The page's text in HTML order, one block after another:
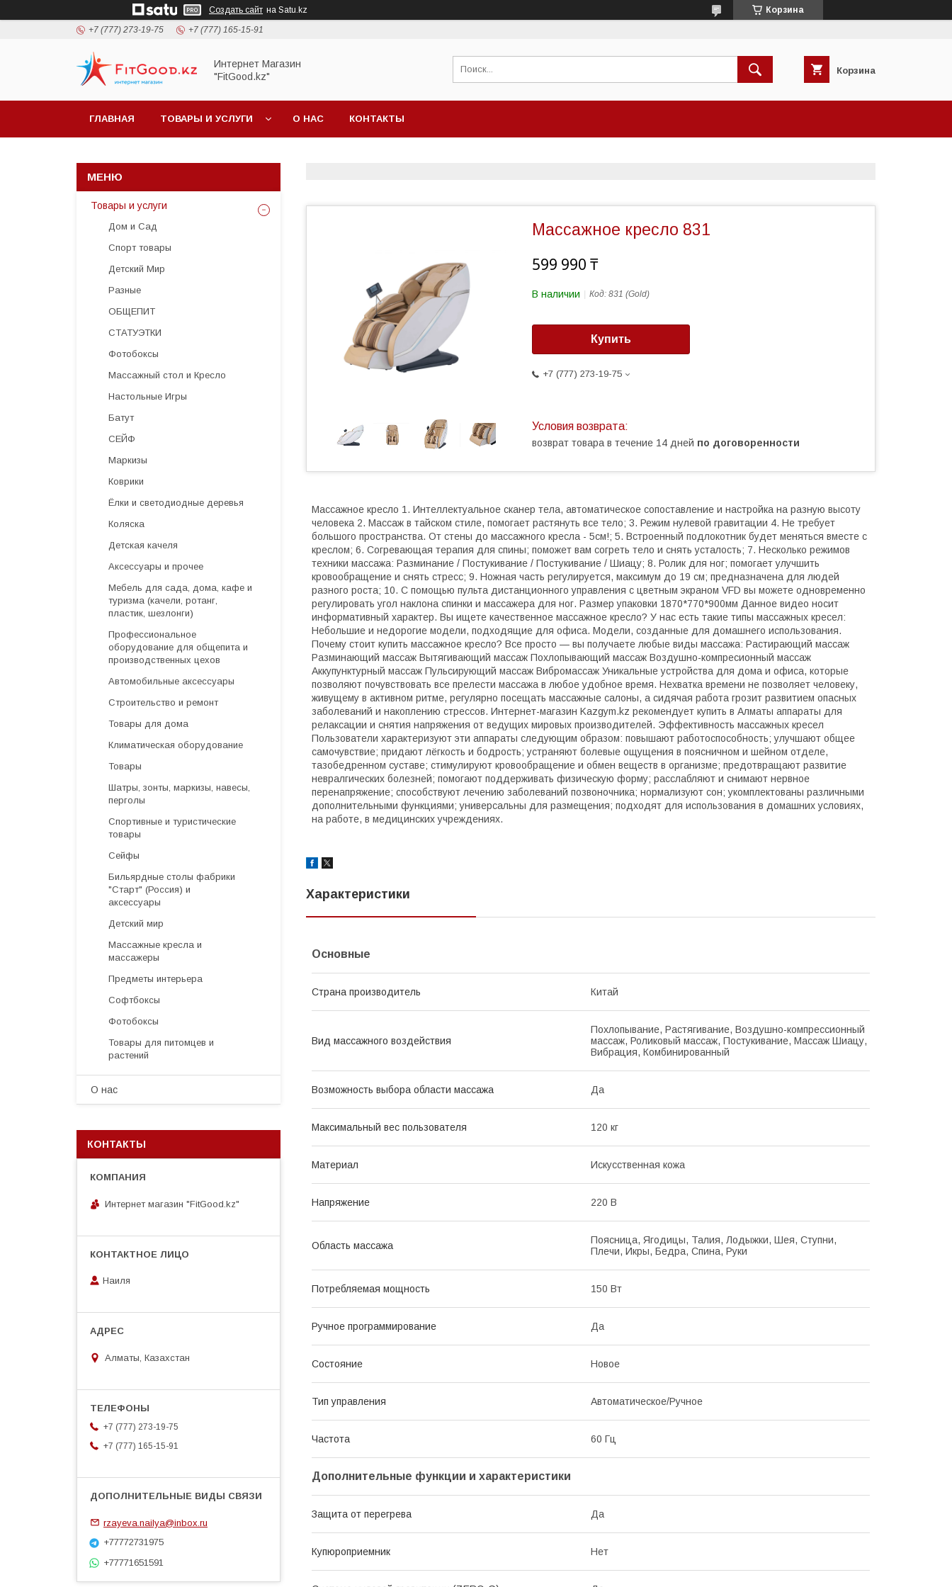
Создать сайт на Satu.kz Корзина
+7 (777) 273-19-75 +7 (777) 165-15-91
Интернет Магазин
"FitGood.kz"
Корзина
ГЛАВНАЯ ТОВАРЫ И УСЛУГИ О НАС КОНТАКТЫ
Массажное кресло 831
599 990 ₸
В наличии Код: 831 (Gold)
Купить
+7 (777) 273-19-75
возврат товара в течение 14 дней по договоренности
Массажное кресло 1. Интеллектуальное сканер тела, автоматическое сопоставление и настройка на разную высоту
человека 2. Массаж в тайском стиле, помогает растянуть все тело; 3. Режим нулевой гравитации 4. Не требует
большого пространства. От стены до массажного кресла - 5см!; 5. Встроенный подлокотник будет меняться вместе с
креслом; 6. Согревающая терапия для спины; поможет вам согреть тело и снять усталость; 7. Несколько режимов
техники массажа: Разминание / Постукивание / Постукивание / Шиацу; 8. Ролик для ног; помогает улучшить
кровообращение и снять стресс; 9. Ножная часть регулируется, максимум до 19 см; предназначена для людей
разного роста; 10. С помощью пульта дистанционного управления с цветным экраном VFD вы можете одновременно
регулировать угол наклона спинки и массажера для ног. Размер упаковки 1870*770*900мм Данное видео носит
информативный характер. Вы ищете качественное массажное кресло? У нас есть такие типы массажных кресел:
Небольшие и недорогие модели, подходящие для офиса. Модели, созданные для домашнего использования.
Почему стоит купить массажное кресло? Все просто — вы получаете любые виды массажа: Растирающий массаж
Разминающий массаж Вытягивающий массаж Похлопывающий массаж Воздушно-компресионный массаж
Аккупунктурный массаж Пульсирующий массаж Вибромассаж Уникальные устройства для дома и офиса, которые
позволяют почувствовать все прелести массажа в любое удобное время. Нехватка времени не позволяет человеку,
живущему в активном ритме, регулярно посещать массажные салоны, а сидячая работа грозит развитием опасных
заболеваний и накоплению стрессов. Интернет-магазин Kazgym.kz рекомендует купить в Алматы аппараты для
релаксации и снятия напряжения от ведущих мировых производителей. Эффективность массажных кресел
Пользователи характеризуют эти аппараты следующим образом: повышают работоспособность; улучшают общее
самочувствие; придают лёгкость и бодрость; устраняют болевые ощущения в поясничном и шейном отделе,
тазобедренном суставе; стимулируют кровообращение и обмен веществ в организме; предотвращают развитие
невралгических болезней; помогают поддерживать физическую форму; расслабляют и снимают нервное
перенапряжение; способствуют лечению заболеваний позвоночника; нормализуют сон; укомплектованы различными
дополнительными функциями; универсальны для размещения; подходят для использования в домашних условиях,
на работе, в медицинских учреждениях.
Характеристики
Основные
Страна производитель Китай
Вид массажного воздействия
Похлопывание, Растягивание, Воздушно-компрессионный
массаж, Роликовый массаж, Постукивание, Массаж Шиацу,
Вибрация, Комбинированный
Возможность выбора области массажа Да
Максимальный вес пользователя 120 кг
Материал Искусственная кожа
Напряжение 220 В
Область массажа
Поясница, Ягодицы, Талия, Лодыжки, Шея, Ступни,
Плечи, Икры, Бедра, Спина, Руки
Потребляемая мощность 150 Вт
Ручное программирование Да
Состояние Новое
Тип управления Автоматическое/Ручное
Частота 60 Гц
Дополнительные функции и характеристики
Защита от перегрева Да
Купюроприемник Нет
Товары и услуги
Дом и Сад
Спорт товары
Детский Мир
Разные
ОБЩЕПИТ
СТАТУЭТКИ
Фотобоксы
Массажный стол и Кресло
Настольные Игры
Батут
СЕЙФ
Маркизы
Коврики
Ёлки и светодиодные деревья
Коляска
Детская качеля
Аксессуары и прочее
Мебель для сада, дома, кафе и
туризма (качели, ротанг,
пластик, шезлонги)
Профессиональное
оборудование для общепита и
производственных цехов
Автомобильные аксессуары
Строительство и ремонт
Товары для дома
Климатическая оборудование
Товары
Шатры, зонты, маркизы, навесы,
перголы
Спортивные и туристические
товары
Сейфы
Бильярдные столы фабрики
"Cтарт" (Россия) и
аксессуары
Детский мир
Массажные кресла и
массажеры
Предметы интерьера
Софтбоксы
Фотобоксы
Товары для питомцев и
растений
О нас
КОНТАКТЫ
Интернет магазин "FitGood.kz"
Наиля
Алматы, Казахстан
+7 (777) 273-19-75
+7 (777) 165-15-91
rzayeva.nailya@inbox.ru
+77772731975
+77771651591